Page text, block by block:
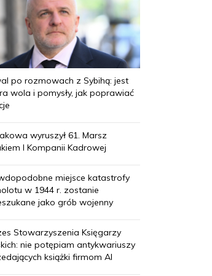
po rozmowach z Sybihą: jest
wola i pomysły, jak poprawiać
wyruszył 61. Marsz
I Kompanii Kadrowej
miejsce katastrofy
w 1944 r. zostanie
jako grób wojenny
Stowarzyszenia Księgarzy
nie potępiam antykwariuszy
książki firmom AI